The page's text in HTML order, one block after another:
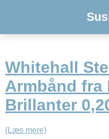
Whitehall
Armbånd fra
Brillanter
(Læs mere)